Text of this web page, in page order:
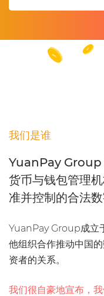
我们是谁
YuanPay Group
货币与钱包管理
准并控制的合法数
YuanPay Group成立
他组织合作推动中国
资者的关系。
我们很自豪地宣布，